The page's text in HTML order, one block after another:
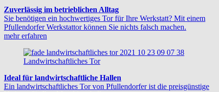
Zuverlässig im betrieblichen Alltag
Sie benötigen ein hochwertiges Tor für Ihre Werkstatt? Mit einem
Pfullendorfer Werkstattor können Sie nichts falsch machen.
mehr erfahren
Landwirtschaftliches Tor
Ideal für landwirtschaftliche Hallen
Ein landwirtschaftliches Tor von Pfullendorfer ist die preisgünstige